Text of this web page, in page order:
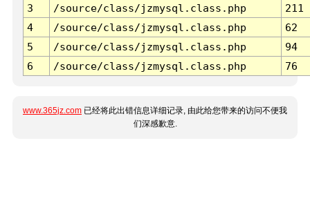
3 /source/class/jzmysql.class.php
211
4
/source/class/jzmysql.class.php
62
5
/source/class/jzmysql.class.php
94
6
/source/class/jzmysql.class.php 76
www.365jz.com 已经将此出错信息详细记录, 由此给您带来的访问不便我
们深感歉意.